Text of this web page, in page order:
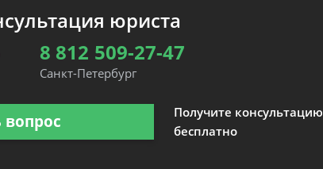
юриста
8 812 509-27-47
Санкт-Петербург
вопрос
Получите консультацию
бесплатно